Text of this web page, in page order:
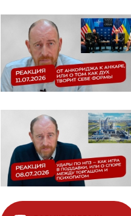
5G за счет здоровья
граждан: Минцифры
намерено отобрать у
регионов и
муниципалитетов право
защищать жилые дома
от ЭМИ
05:58, 26 Мая 2026
Роскомнадзор
освободили от борца с
деструктивным и